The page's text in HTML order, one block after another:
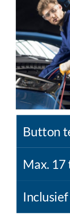
Button
Max. 17